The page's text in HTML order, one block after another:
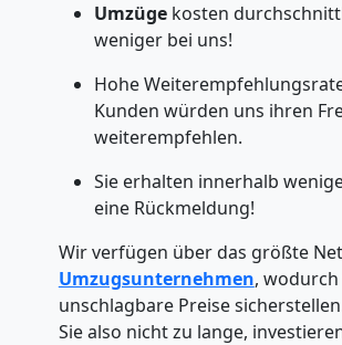
Umzügekosten
weniger bei uns!
Hohe
Kunden würden uns ihren
weiterempfehlen.
Sie erhalten innerhalb
eine Rückmeldung!
Wir verfügen über das größte
Umzugsunternehmen,
unschlagbare Preise
Sie also nicht zu lange,